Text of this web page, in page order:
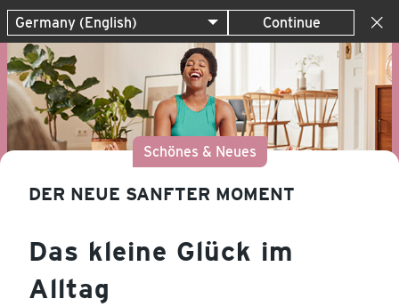
Continue
Schönes & Neues
DER NEUE SANFTER MOMENT
Das kleine Glück im
Alltag